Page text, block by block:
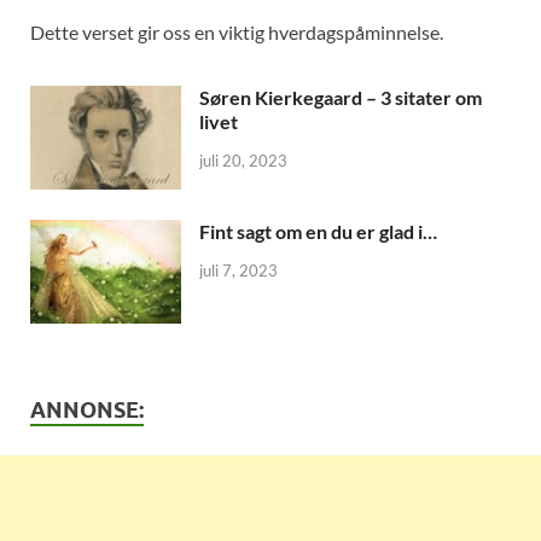
Dette verset gir oss en viktig hverdagspåminnelse.
Søren Kierkegaard – 3 sitater om
livet
juli 20, 2023
Fint sagt om en du er glad i…
juli 7, 2023
ANNONSE: